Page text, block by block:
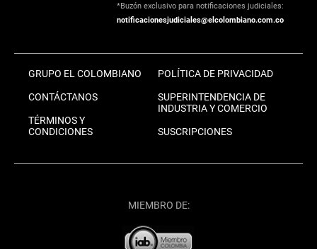
*Buzón exclusivo para notificaciones judiciales:
notificacionesjudiciales@elcolombiano.com.co
GRUPO EL COLOMBIANO
CONTÁCTANOS
TÉRMINOS Y
CONDICIONES
POLÍTICA DE PRIVACIDAD
SUPERINTENDENCIA DE
INDUSTRIA Y COMERCIO
SUSCRIPCIONES
MIEMBRO DE: